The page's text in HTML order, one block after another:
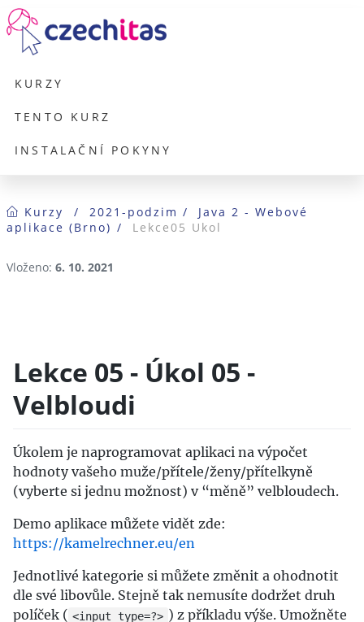
KURZY
TENTO KURZ
INSTALAČNÍ POKYNY
 Kurzy 2021-podzim
Java 2 - Webové
aplikace (Brno)
Lekce05 Ukol
Vloženo: 6. 10. 2021
Lekce 05 - Úkol 05 -
Velbloudi
Úkolem je naprogramovat aplikaci na výpočet
hodnoty vašeho muže/přítele/ženy/přítelkyně
(vyberte si jednu možnost) v “měně” velbloudech.
Demo aplikace můžete vidět zde:
https://kamelrechner.eu/en
Jednotlivé kategorie si můžete změnit a ohodnotit
dle své libovůle. Stejně tak nemusíte dodržet druh
políček ( <input type=?> ) z příkladu výše. Umožněte